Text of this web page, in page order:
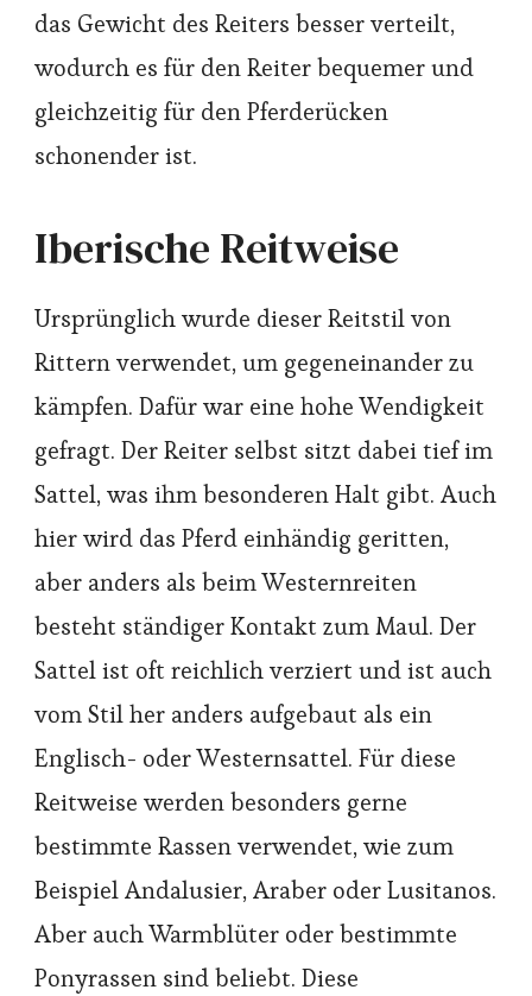
das Gewicht des Reiters besser verteilt,
wodurch es für den Reiter bequemer und
gleichzeitig für den Pferderücken
schonender ist.
Iberische Reitweise
Ursprünglich wurde dieser Reitstil von
Rittern verwendet, um gegeneinander zu
kämpfen. Dafür war eine hohe Wendigkeit
gefragt. Der Reiter selbst sitzt dabei tief im
Sattel, was ihm besonderen Halt gibt. Auch
hier wird das Pferd einhändig geritten,
aber anders als beim Westernreiten
besteht ständiger Kontakt zum Maul. Der
Sattel ist oft reichlich verziert und ist auch
vom Stil her anders aufgebaut als ein
Englisch- oder Westernsattel. Für diese
Reitweise werden besonders gerne
bestimmte Rassen verwendet, wie zum
Beispiel Andalusier, Araber oder Lusitanos.
Aber auch Warmblüter oder bestimmte
Ponyrassen sind beliebt. Diese